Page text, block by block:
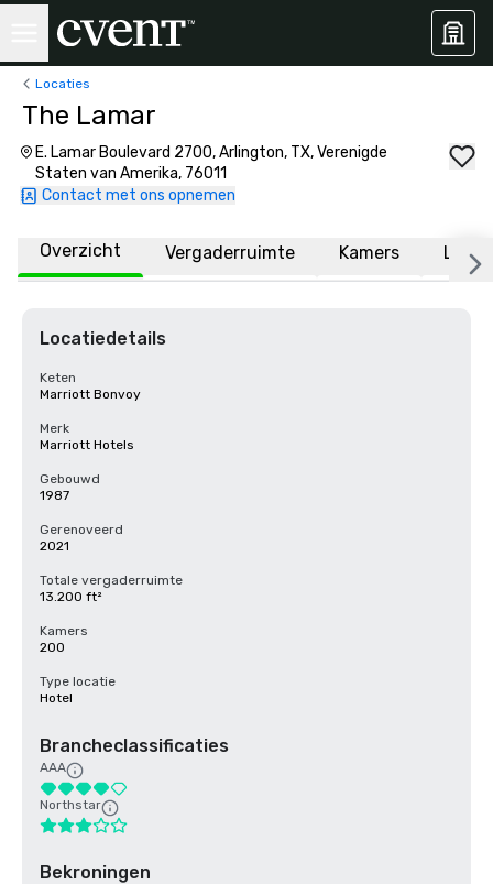
Locaties
The Lamar
E. Lamar Boulevard 2700, Arlington, TX, Verenigde
Staten van Amerika, 76011
Contact met ons opnemen
Overzicht Vergaderruimte Kamers
Locatiedetails
Keten
Marriott Bonvoy
Merk
Marriott Hotels
Gebouwd
1987
Gerenoveerd
2021
Totale vergaderruimte
13.200 ft²
Kamers
200
Type locatie
Hotel
Brancheclassificaties
AAA
Northstar
Bekroningen